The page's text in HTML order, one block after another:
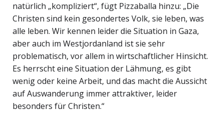
natürlich „kompliziert“, fügt Pizzaballa hinzu: „Die
Christen sind kein gesondertes Volk, sie leben, was
alle leben. Wir kennen leider die Situation in Gaza,
aber auch im Westjordanland ist sie sehr
problematisch, vor allem in wirtschaftlicher Hinsicht.
Es herrscht eine Situation der Lähmung, es gibt
wenig oder keine Arbeit, und das macht die Aussicht
auf Auswanderung immer attraktiver, leider
besonders für Christen.“